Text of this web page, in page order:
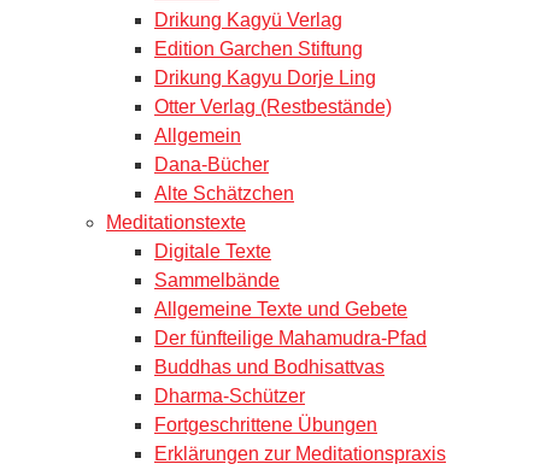
Drikung Kagyü Verlag
Edition Garchen Stiftung
Drikung Kagyu Dorje Ling
Otter Verlag (Restbestände)
Allgemein
Dana-Bücher
Alte Schätzchen
Meditationstexte
Digitale Texte
Sammelbände
Allgemeine Texte und Gebete
Der fünfteilige Mahamudra-Pfad
Buddhas und Bodhisattvas
Dharma-Schützer
Fortgeschrittene Übungen
Erklärungen zur Meditationspraxis